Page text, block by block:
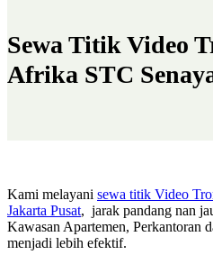
Sewa Titik Video
Afrika STC
Kami melayani sewa titik Video
Jakarta Pusat, jarak pandang nan
Kawasan Apartemen, Perkantoran
menjadi lebih efektif.